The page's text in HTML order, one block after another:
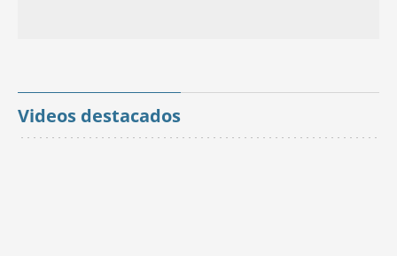
Videos destacados